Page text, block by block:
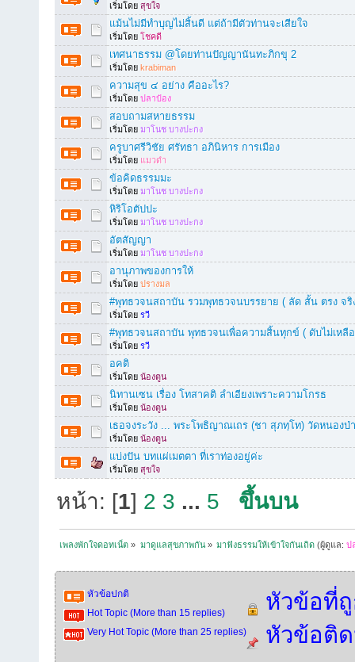
เริ่มโดย สุขใจ
แม้นไม่มีทำบุญไม่สิ้นดี แต่ถ้ามีตัวท่านจะเสียใจ
เริ่มโดย โชคดี
เทศนาธรรม @โดยท่านปัญญานันทะภิกขุ 2
เริ่มโดย krabiman
ความสุข ๔ อย่าง คืออะไร?
เริ่มโดย ปลาป๋อง
สอบถามสหายธรรม
เริ่มโดย มาโนช บางปะกง
ครูบาศรีวิชัย ศรัทธา อภินิหาร การเมือง
เริ่มโดย แมวดำ
ข้อคิดธรรมมะ
เริ่มโดย มาโนช บางปะกง
หิริโอตัปปะ
เริ่มโดย มาโนช บางปะกง
อัตสัญญา
เริ่มโดย มาโนช บางปะกง
อานุภาพของการให้
เริ่มโดย ปรางมล
#พุทธวจนสถาบัน รวมพุทธวจนบรรยาย ( ลัด สั้น ตรง จ
เริ่มโดย รวี
#พุทธวจนสถาบัน พุทธวจนเพื่อความสิ้นทุกข์ ( ดับไม่เหลื
เริ่มโดย รวี
อคติ
เริ่มโดย น้องตูน
นิทานเซน เรื่อง โทสาคติ ลำเอียงเพราะความโกรธ
เริ่มโดย น้องตูน
เธอจงระวัง ... พระโพธิญาณเถร (ชา สุภทฺโท) วัดหนอง
เริ่มโดย น้องตูน
แบ่งปัน บทแผ่เมตตา ที่เราท่องอยู่ค่ะ
เริ่มโดย สุขใจ
หน้า: [1] 2 3 ... 5 ขึ้นบน
เพลงพักใจดอทเน็ต » มาดูแลสุขภาพกัน» มาฟังธรรมให้เข้าใจกันเถิด (ผู้ดูแล:ป
หัวข้อปกติ
Hot Topic (More than 15 replies)
Very Hot Topic (More than 25 replies)
หัวข้อที่
หัวข้อติ